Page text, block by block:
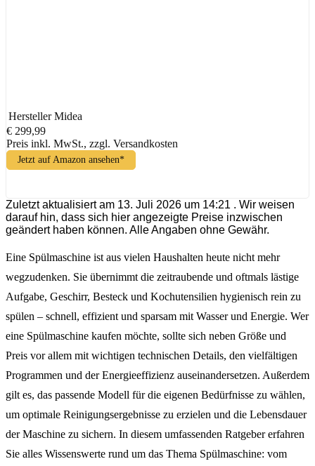
Hersteller Midea
€ 299,99
Preis inkl. MwSt., zzgl. Versandkosten
Jetzt auf Amazon ansehen*
Zuletzt aktualisiert am 13. Juli 2026 um 14:21 . Wir weisen
darauf hin, dass sich hier angezeigte Preise inzwischen
geändert haben können. Alle Angaben ohne Gewähr.
Eine Spülmaschine ist aus vielen Haushalten heute nicht mehr
wegzudenken. Sie übernimmt die zeitraubende und oftmals lästige
Aufgabe, Geschirr, Besteck und Kochutensilien hygienisch rein zu
spülen – schnell, effizient und sparsam mit Wasser und Energie. Wer
eine Spülmaschine kaufen möchte, sollte sich neben Größe und
Preis vor allem mit wichtigen technischen Details, den vielfältigen
Programmen und der Energieeffizienz auseinandersetzen. Außerdem
gilt es, das passende Modell für die eigenen Bedürfnisse zu wählen,
um optimale Reinigungsergebnisse zu erzielen und die Lebensdauer
der Maschine zu sichern. In diesem umfassenden Ratgeber erfahren
Sie alles Wissenswerte rund um das Thema Spülmaschine: vom